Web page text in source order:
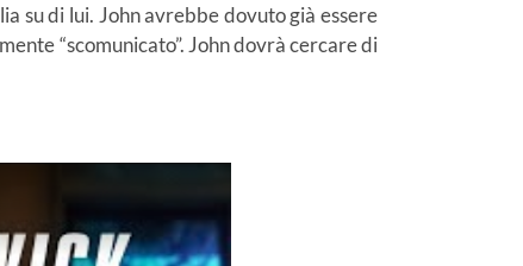
su di lui. John avrebbe dovuto già essere
“scomunicato”. John dovrà cercare di